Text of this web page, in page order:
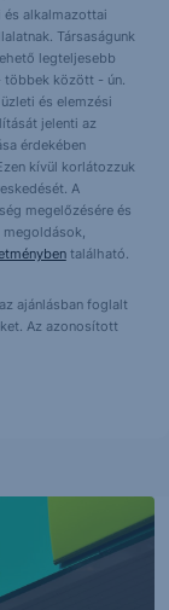
és alkalmazottai
Társaságunk
legteljesebb
többek között - ún.
és elemzési
jelenti az
érdekében
kívül korlátozzuk
A
megelőzésére és
található.
ajánlásban foglalt
Az azonosított